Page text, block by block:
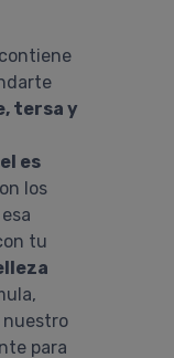
tersa y
es
los
tu
nuestro
para